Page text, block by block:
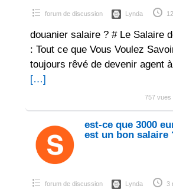
forum de discussion Lynda
douanier salaire ? # Le Salaire
: Tout ce que Vous Voulez
toujours rêvé de devenir agent
[…]
757 vues
est-ce que 3000
est un bon salaire
forum de discussion Lynda 3